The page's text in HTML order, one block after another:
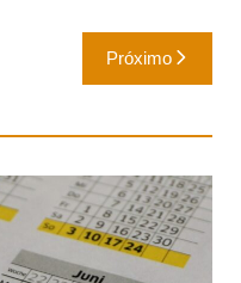
Próximo